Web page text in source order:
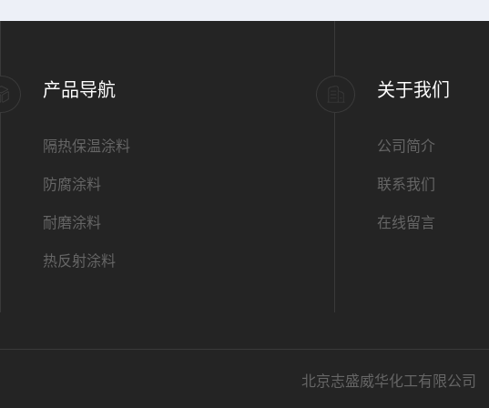
产品导航
隔热保温涂料
防腐涂料
耐磨涂料
热反射涂料
关于我们
公司简介
联系我们
在线留言
北京志盛威华化工有限公司